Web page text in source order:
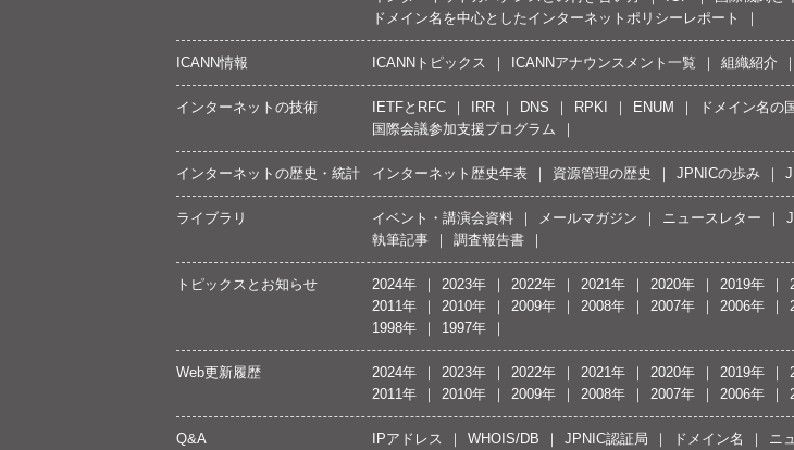
ドメイン名を中心としたインターネットポリシーレポート
ICANN情報 ICANNトピックス ICANNアナウンスメント一覧 組織紹介
インターネットの技術 IETFとRFC IRR DNS RPKI ENUM ドメイン名の
国際会議参加支援プログラム
インターネットの歴史・統計 インターネット歴史年表 資源管理の歴史 JPNICの歩み
ライブラリ イベント・講演会資料 メールマガジン ニュースレター
執筆記事
調査報告書
トピックスとお知らせ 2024年 2023年 2022年 2021年 2020年 2019年
2011年
2010年 2009年 2008年 2007年 2006年
1998年
1997年
Web更新履歴 2024年 2023年 2022年 2021年 2020年 2019年
2011年
2010年 2009年 2008年 2007年 2006年
Q&A IPアドレス WHOIS/DB JPNIC認証局 ドメイン名 ニ